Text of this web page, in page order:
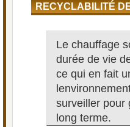
RECYCLABILITÉ
Le chauffage
durée de vie
ce qui en fait
surveiller pour
long terme.